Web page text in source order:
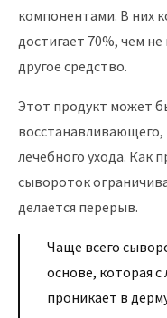
компонентами. В них
достигает 70%, чем
другое средство.
Этот продукт может
лечебного ухода. Как
сывороток
делается перерыв.
Чаще всего
основе, которая с
проникает в